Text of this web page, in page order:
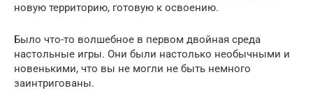
новую территорию, готовую к освоению.
Было что-то волшебное в первом двойная среда
настольные игры. Они были настолько необычными и
новенькими, что вы не могли не быть немного
заинтригованы.